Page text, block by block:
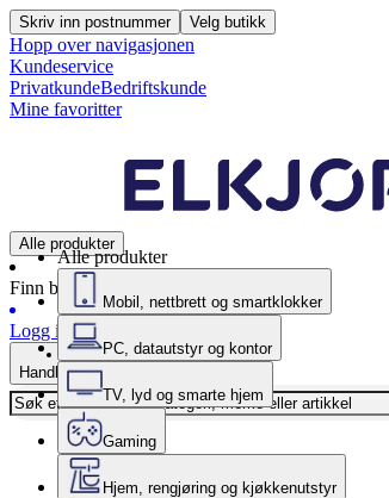
Skriv inn postnummer Velg butikk
Hopp over navigasjonen
Kundeservice
PrivatkundeBedriftskunde
Mine favoritter
Alle produkter
Finn butikk
Logg inn
Handlekurv
Alle produkter
Mobil, nettbrett og smartklokker
PC, datautstyr og kontor
TV, lyd og smarte hjem
Gaming
Hjem, rengjøring og kjøkkenutstyr